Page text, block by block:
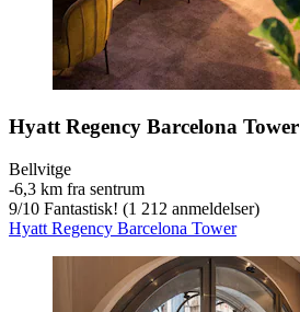
Hyatt Regency Barcelona Tower
Bellvitge
‐6,3 km fra sentrum
9/10 Fantastisk! (1 212 anmeldelser)
Hyatt Regency Barcelona Tower